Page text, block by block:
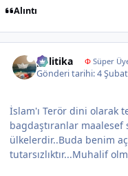
Alıntı
politika ΦSüper
Gönderi tarihi:4
İslam'ı Terör dini olarak
bagdaştıranlar
ülkelerdir..Buda benim
tutarsızlıktır...Muhalif